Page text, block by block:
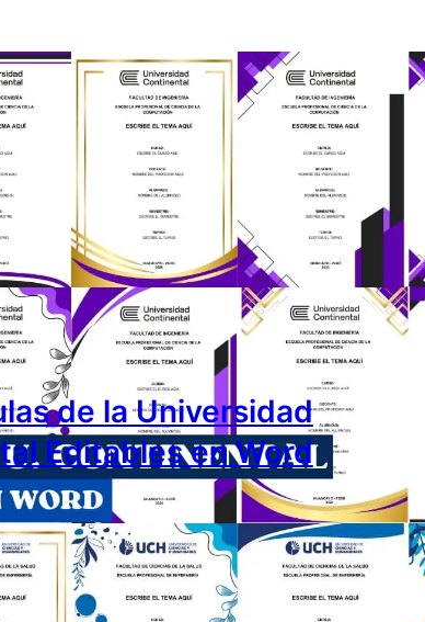
de la Universidad
Editables en Word